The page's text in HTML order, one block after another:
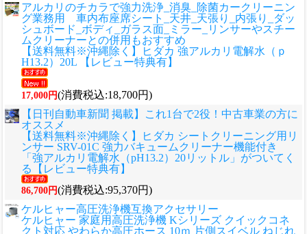
アルカリのチカラで強力洗浄_消臭_除菌カークリーニン
グ業務用 車内布座席シート_天井_天張り_内張り_ダッ
シュボード_ボディ_ガラス面_ミラー_リンサーやスチー
ムクリーナーとの併用もおすすめ
【送料無料※沖縄除く】ヒダカ 強アルカリ電解水（ｐ
H13.2）20L 【レビュー特典有】
17,000円(消費税込:18,700円)
【日刊自動車新聞 掲載】これ1台で2役！中古車業の方に
オススメ
【送料無料※沖縄除く】ヒダカ シートクリーニング用リ
ンサー SRV-01C 強力バキュームクリーナー機能付き
「強アルカリ電解水（pH13.2）20リットル」がついてく
る【レビュー特典有】
86,700円(消費税込:95,370円)
ケルヒャー高圧洗浄機互換アクセサリー
ケルヒャー 家庭用高圧洗浄機 Kシリーズ クイックコネ
クト対応 やわらか高圧ホース 10ｍ 片側スイベル ねじれ